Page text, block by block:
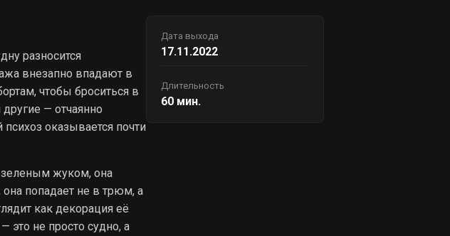
разносится
внезапно впадают в
чтобы броситься в
— отчаянно
оказывается почти
зеленым жуком, она
попадает не в трюм, а
как декорация её
это не просто судно, а
Дата выхода
17.11.2022
Длительность
60 мин.